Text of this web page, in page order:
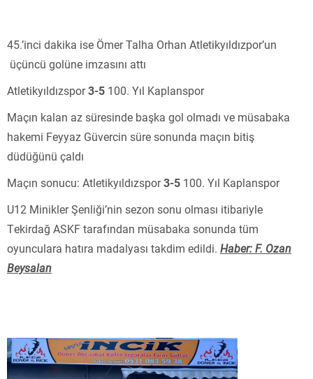
45.’inci dakika ise Ömer Talha Orhan Atletikyıldızpor’un
üçüncü golüne imzasını attı
Atletikyıldızspor3-5 100. Yıl Kaplanspor
Maçın kalan az süresinde başka gol olmadı ve müsabaka
hakemi Feyyaz Güvercin süre sonunda maçın bitiş
düdüğünü çaldı
Maçın sonucu: Atletikyıldızspor3-5 100. Yıl Kaplanspor
U12 Minikler Şenliği’nin sezon sonu olması itibariyle
Tekirdağ ASKF tarafından müsabaka sonunda tüm
oyunculara hatıra madalyası takdim edildi. Haber: F. Ozan
Beysalan